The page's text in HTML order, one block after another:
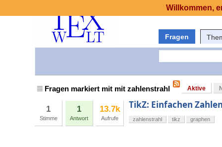
Fragen
Fragen markiert mit mit zahlenstrahl Aktive
1
Stimme
1
Antwort
13.7k
Aufrufe
TikZ: Einfachen
zahlenstrahl tikz graphen
Willkommen,